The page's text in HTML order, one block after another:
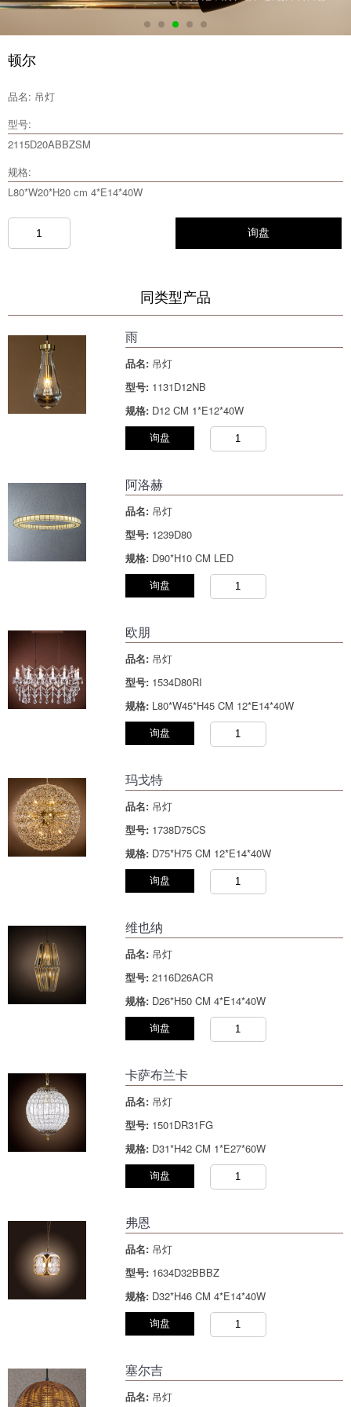
顿尔
品名: 吊灯
型号:
2115D20ABBZSM
规格:
L80*W20*H20 cm 4*E14*40W
询盘
同类型产品
雨
品名:吊灯
型号:1131D12NB
规格:D12 CM 1*E12*40W
询盘
阿洛赫
品名:吊灯
型号:1239D80
规格:D90*H10 CM LED
询盘
欧朋
品名:吊灯
型号:1534D80RI
规格:L80*W45*H45 CM 12*E14*40W
询盘
玛戈特
品名:吊灯
型号:1738D75CS
规格:D75*H75 CM 12*E14*40W
询盘
维也纳
品名:吊灯
型号:2116D26ACR
规格:D26*H50 CM 4*E14*40W
询盘
卡萨布兰卡
品名:吊灯
型号:1501DR31FG
规格:D31*H42 CM 1*E27*60W
询盘
弗恩
品名:吊灯
型号:1634D32BBBZ
规格:D32*H46 CM 4*E14*40W
询盘
塞尔吉
品名:吊灯